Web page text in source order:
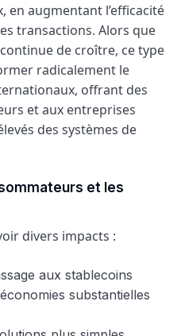
augmentant l’efficacité
transactions. Alors que
de croître, ce type
radicalement le
offrant des
et aux entreprises
des systèmes de
et les
divers impacts :
aux stablecoins
substantielles